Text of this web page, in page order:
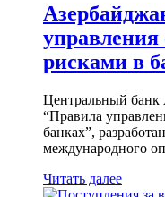
рисками в
Центральный
“Правила
банках”,
международного
Читать далее